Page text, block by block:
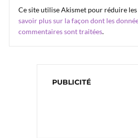
Ce site utilise Akismet pour réduire
savoir plus sur la façon dont les
commentaires sont traitées.
PUBLICITÉ